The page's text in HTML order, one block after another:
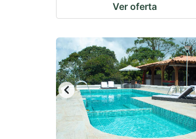
Ver oferta